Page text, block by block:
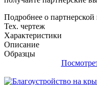
Подробнее о
Тех. чертеж
Характеристики
Описание
Образцы